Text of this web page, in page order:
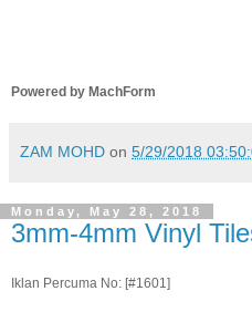
Powered by MachForm
ZAM MOHD on 5/29/2018
Monday, May 28, 2018
3mm-4mm Vinyl
Iklan Percuma No: [#1601]